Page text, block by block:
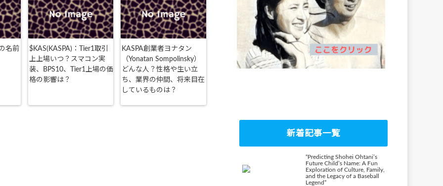
名前
$KAS(KASPA)：Tier1取引
上上場いつ？スマコン実
装、BPS10、Tier1上場の価
格の影響は？
KASPA創業者ヨナタン
（Yonatan Sompolinsky）
どんな人？性格や生い立
ち、業界の仲間、将来目在
しているものは？
新着記事一覧
“Predicting Shohei Ohtani’s
Future Child’s Name: A Fun
Exploration of Culture, Family,
and the Legacy of a Baseball
Legend”